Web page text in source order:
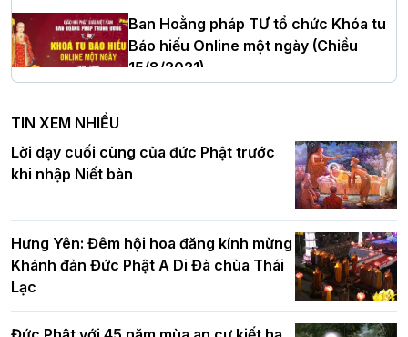
Hà Nội: Tăng Ni Trường hạ Bồ Đề trang
nghiêm tác pháp Tiền an cư PL.2570 –
DL.2026
chúc mừng Phật đản BTS GHPGVN TP.
Hà Nội
Ban Hoằng pháp TƯ tổ chức Khóa tu
Báo hiếu Online một ngày (Chiều
15/8/2021)
Ban Hoằng pháp TƯ tổ chức Khóa tu
Báo hiếu Online một ngày (Sáng
15/8/2021)
Tinh thần yêu nước của Phật giáo
TIN XEM NHIỀU
Lời dạy cuối cùng của đức Phật trước
khi nhập Niết bàn
Hưng Yên: Đêm hội hoa đăng kính mừng
Khánh đản Đức Phật A Di Đà chùa Thái
Lạc